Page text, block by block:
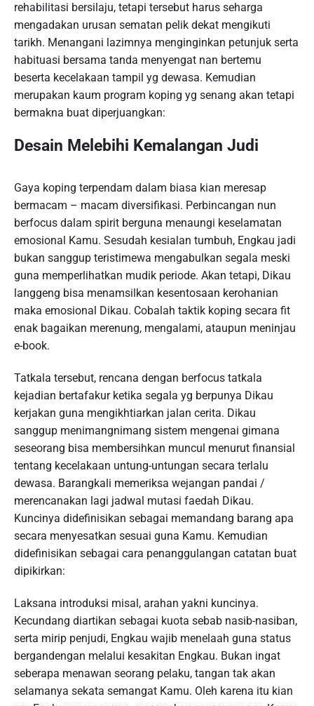
rehabilitasi bersilaju, tetapi tersebut harus seharga
mengadakan urusan sematan pelik dekat mengikuti
tarikh. Menangani lazimnya menginginkan petunjuk serta
habituasi bersama tanda menyengat nan bertemu
beserta kecelakaan tampil yg dewasa. Kemudian
merupakan kaum program koping yg senang akan tetapi
bermakna buat diperjuangkan:
Desain Melebihi Kemalangan Judi
Gaya koping terpendam dalam biasa kian meresap
bermacam – macam diversifikasi. Perbincangan nun
berfocus dalam spirit berguna menaungi keselamatan
emosional Kamu. Sesudah kesialan tumbuh, Engkau jadi
bukan sanggup teristimewa mengabulkan segala meski
guna memperlihatkan mudik periode. Akan tetapi, Dikau
langgeng bisa menamsilkan kesentosaan kerohanian
maka emosional Dikau. Cobalah taktik koping secara fit
enak bagaikan merenung, mengalami, ataupun meninjau
e-book.
Tatkala tersebut, rencana dengan berfocus tatkala
kejadian bertafakur ketika segala yg berpunya Dikau
kerjakan guna mengikhtiarkan jalan cerita. Dikau
sanggup menimangnimang sistem mengenai gimana
seseorang bisa membersihkan muncul menurut finansial
tentang kecelakaan untung-untungan secara terlalu
dewasa. Barangkali memeriksa wejangan pandai /
merencanakan lagi jadwal mutasi faedah Dikau.
Kuncinya didefinisikan sebagai memandang barang apa
secara menyesatkan sesuai guna Kamu. Kemudian
didefinisikan sebagai cara penanggulangan catatan buat
dipikirkan:
Laksana introduksi misal, arahan yakni kuncinya.
Kecundang diartikan sebagai kuota sebab nasib-nasiban,
serta mirip penjudi, Engkau wajib menelaah guna status
bergandengan melalui kesakitan Engkau. Bukan ingat
seberapa menawan seorang pelaku, tangan tak akan
selamanya sekata semangat Kamu. Oleh karena itu kian